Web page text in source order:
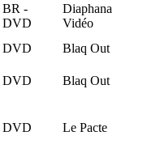
BR -
DVD
Diaphana
Vidéo
DVD Blaq Out
DVD Blaq Out
DVD Le Pacte